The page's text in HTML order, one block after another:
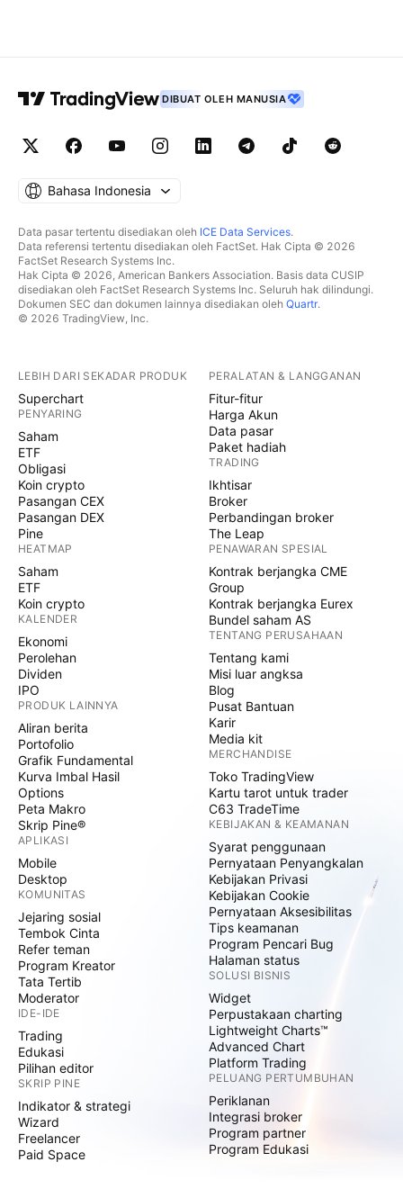
DIBUAT OLEH MANUSIA
Bahasa Indonesia
Data pasar tertentu disediakan oleh ICE Data Services.
Data referensi tertentu disediakan oleh FactSet. Hak Cipta © 2026
FactSet Research Systems Inc.
Hak Cipta © 2026, American Bankers Association. Basis data CUSIP
disediakan oleh FactSet Research Systems Inc. Seluruh hak dilindungi.
Dokumen SEC dan dokumen lainnya disediakan oleh Quartr.
© 2026 TradingView, Inc.
LEBIH DARI SEKADAR PRODUK
Superchart
PENYARING
Saham
ETF
Obligasi
Koin crypto
Pasangan CEX
Pasangan DEX
Pine
HEATMAP
Saham
ETF
Koin crypto
KALENDER
Ekonomi
Perolehan
Dividen
IPO
PRODUK LAINNYA
Aliran berita
Portofolio
Grafik Fundamental
Kurva Imbal Hasil
Options
Peta Makro
Skrip Pine®
APLIKASI
Mobile
Desktop
KOMUNITAS
Jejaring sosial
Tembok Cinta
Refer teman
Program Kreator
Tata Tertib
Moderator
IDE-IDE
Trading
Edukasi
Pilihan editor
SKRIP PINE
Indikator & strategi
Wizard
Freelancer
Paid Space
PERALATAN & LANGGANAN
Fitur-fitur
Harga Akun
Data pasar
Paket hadiah
TRADING
Ikhtisar
Broker
Perbandingan broker
The Leap
PENAWARAN SPESIAL
Kontrak berjangka CME
Group
Kontrak berjangka Eurex
Bundel saham AS
TENTANG PERUSAHAAN
Tentang kami
Misi luar angksa
Blog
Pusat Bantuan
Karir
Media kit
MERCHANDISE
Toko TradingView
Kartu tarot untuk trader
C63 TradeTime
KEBIJAKAN & KEAMANAN
Syarat penggunaan
Pernyataan Penyangkalan
Kebijakan Privasi
Kebijakan Cookie
Pernyataan Aksesibilitas
Tips keamanan
Program Pencari Bug
Halaman status
SOLUSI BISNIS
Widget
Perpustakaan charting
Lightweight Charts™
Advanced Chart
Platform Trading
PELUANG PERTUMBUHAN
Periklanan
Integrasi broker
Program partner
Program Edukasi